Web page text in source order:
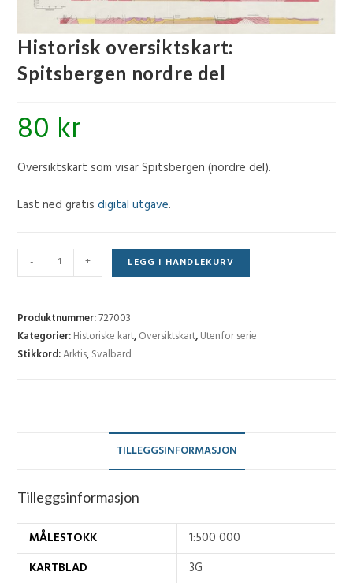
Historisk oversiktskart:
Spitsbergen nordre del
80 kr
Oversiktskart som visar Spitsbergen (nordre del).
Last ned gratisdigital utgave.
Historisk
oversiktskart:
nordre
del
antall
- + LEGG I HANDLEKURV
Produktnummer:727003
Kategorier:Historiske kart,Oversiktskart,Utenfor serie
Stikkord:Arktis,Svalbard
TILLEGGSINFORMASJON
Tilleggsinformasjon
MÅLESTOKK
1:500 000
KARTBLAD
3G